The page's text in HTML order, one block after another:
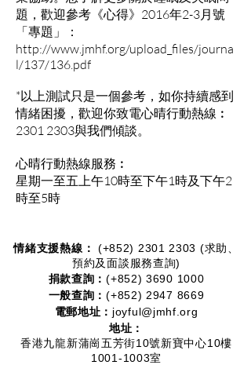
題，歡迎參考《心得》2016年2-3月號
「專題」：
http://www.jmhf.org/upload_files/journa
l/137/136.pdf
*以上測試只是一個參考，如你持續感到
情緒困擾，歡迎你致電心晴行動熱線︰
2301 2303與我們傾談。
心晴行動熱線服務︰
星期一至五上午10時至下午1時及下午2
時至5時
情緒支援熱線：​​ (+852) 2301 2303 (求助、
預約及面談服務查詢)
捐款查詢：(+852)3690 1000
一般查詢：(+852) 2947 8669
電郵地址： joyful@jmhf.org
地址：
香港九龍新蒲崗五芳街10號新寶中心10樓
1001-1003室